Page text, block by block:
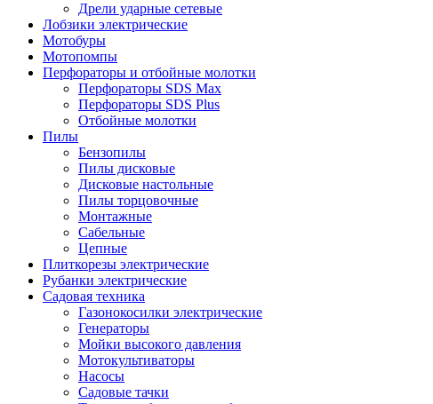
Дрели ударные сетевые
Лобзики электрические
Мотобуры
Мотопомпы
Перфораторы и отбойные молотки
Перфораторы SDS Max
Перфораторы SDS Plus
Отбойные молотки
Пилы
Бензопилы
Пилы дисковые
Дисковые настольные
Пилы торцовочные
Монтажные
Сабельные
Цепные
Плиткорезы электрические
Рубанки электрические
Садовая техника
Газонокосилки электрические
Генераторы
Мойки высокого давления
Мотокультиваторы
Насосы
Садовые тачки